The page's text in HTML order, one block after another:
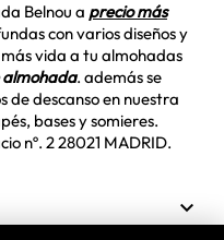
Belnou a precio más
con varios diseños y
vida a tu almohadas
. además se
de descanso en nuestra
, bases y somieres.
nº. 2 28021 MADRID.
